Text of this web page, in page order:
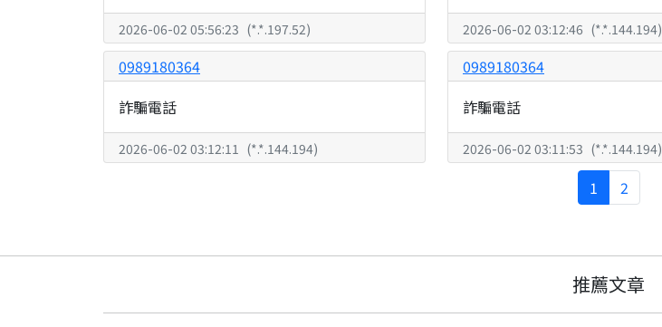
2026-06-02 05:56:23 (*.*.197.52) 2026-06-02 03:12:46 (*.*.144.194)
0989180364
詐騙電話
2026-06-02 03:12:11 (*.*.144.194)
0989180364
詐騙電話
2026-06-02 03:11:53 (*.*.144.194)
1 2
推薦文章